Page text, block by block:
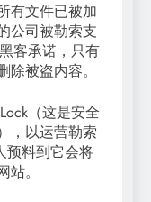
有文件已被加
公司被勒索支
客承诺，只有
被盗内容。
（这是安全
，以运营勒索
料到它会将
。